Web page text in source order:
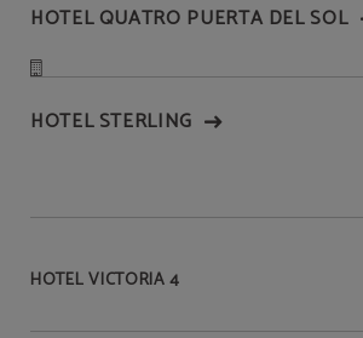
HOTEL QUATRO PUERTA DEL SOL
HOTEL STERLING
HOTEL VICTORIA 4